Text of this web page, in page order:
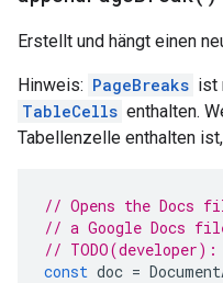
Erstellt und hängt einen
Hinweis: PageBreaks ist
TableCells enthalten.
Tabellenzelle enthalten
// Opens the Docs
// a Google Docs
//
const doc =